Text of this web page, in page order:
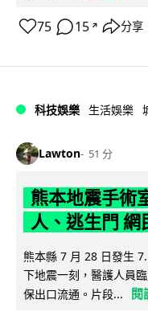
75 15 ↗ 分享
科技娛樂 生活娛樂
Lawton 51 分
熊本地震手術
人、逃生門 網
熊本縣 7 月 28 日發生
下地震一刻，醫護人員
保出口流通。片段...
閱